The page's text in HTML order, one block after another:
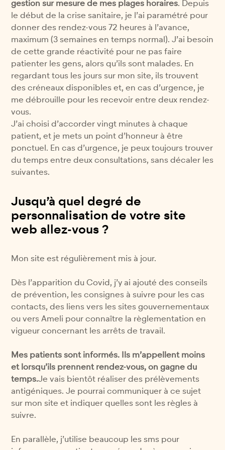
gestion sur mesure de mes plages horaires. Depuis
le début de la crise sanitaire, je l’ai paramétré pour
donner des rendez-vous 72 heures à l’avance,
maximum (3 semaines en temps normal). J’ai besoin
de cette grande réactivité pour ne pas faire
patienter les gens, alors qu’ils sont malades. En
regardant tous les jours sur mon site, ils trouvent
des créneaux disponibles et, en cas d’urgence, je
me débrouille pour les recevoir entre deux rendez-
vous.
J’ai choisi d’accorder vingt minutes à chaque
patient, et je mets un point d’honneur à être
ponctuel. En cas d’urgence, je peux toujours trouver
du temps entre deux consultations, sans décaler les
suivantes.
Jusqu’à quel degré de
personnalisation de votre site
web allez-vous ?
Mon site est régulièrement mis à jour.
Dès l’apparition du Covid, j’y ai ajouté des conseils
de prévention, les consignes à suivre pour les cas
contacts, des liens vers les sites gouvernementaux
ou vers Ameli pour connaître la règlementation en
vigueur concernant les arrêts de travail.
Mes patients sont informés. Ils m’appellent moins
et lorsqu’ils prennent rendez-vous, on gagne du
temps.Je vais bientôt réaliser des prélèvements
antigéniques. Je pourrai communiquer à ce sujet
sur mon site et indiquer quelles sont les règles à
suivre.
En parallèle, j’utilise beaucoup les sms pour